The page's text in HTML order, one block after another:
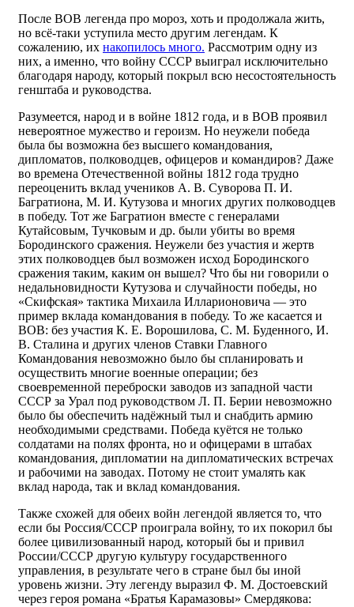
После ВОВ легенда про мороз, хоть и продолжала жить,
но всё-таки уступила место другим легендам. К
сожалению, их накопилось много. Рассмотрим одну из
них, а именно, что войну СССР выиграл исключительно
благодаря народу, который покрыл всю несостоятельность
генштаба и руководства.
Разумеется, народ и в войне 1812 года, и в ВОВ проявил
невероятное мужество и героизм. Но неужели победа
была бы возможна без высшего командования,
дипломатов, полководцев, офицеров и командиров? Даже
во времена Отечественной войны 1812 года трудно
переоценить вклад учеников А. В. Суворова П. И.
Багратиона, М. И. Кутузова и многих других полководцев
в победу. Тот же Багратион вместе с генералами
Кутайсовым, Тучковым и др. были убиты во время
Бородинского сражения. Неужели без участия и жертв
этих полководцев был возможен исход Бородинского
сражения таким, каким он вышел? Что бы ни говорили о
недальновидности Кутузова и случайности победы, но
«Скифская» тактика Михаила Илларионовича — это
пример вклада командования в победу. То же касается и
ВОВ: без участия К. Е. Ворошилова, С. М. Буденного, И.
В. Сталина и других членов Ставки Главного
Командования невозможно было бы спланировать и
осуществить многие военные операции; без
своевременной переброски заводов из западной части
СССР за Урал под руководством Л. П. Берии невозможно
было бы обеспечить надёжный тыл и снабдить армию
необходимыми средствами. Победа куётся не только
солдатами на полях фронта, но и офицерами в штабах
командования, дипломатии на дипломатических встречах
и рабочими на заводах. Потому не стоит умалять как
вклад народа, так и вклад командования.
Также схожей для обеих войн легендой является то, что
если бы Россия/СССР проиграла войну, то их покорил бы
более цивилизованный народ, который бы и привил
России/СССР другую культуру государственного
управления, в результате чего в стране был бы иной
уровень жизни. Эту легенду выразил Ф. М. Достоевский
через героя романа «Братья Карамазовы» Смердякова: